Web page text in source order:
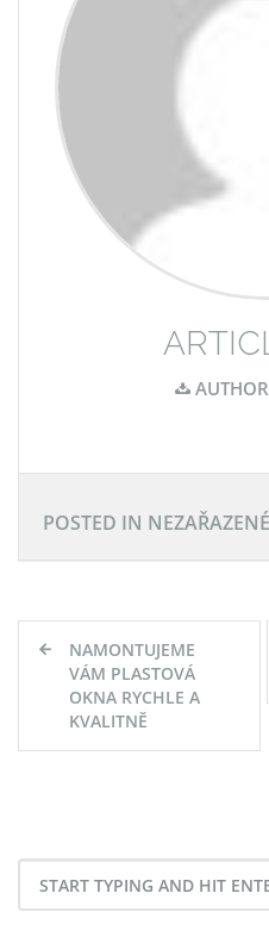
POSTED IN NEZAŘAZENÉ
Navigace
pro
příspěvek
NAMONTUJEME
VÁM PLASTOVÁ
OKNA RYCHLE A
KVALITNĚ
for